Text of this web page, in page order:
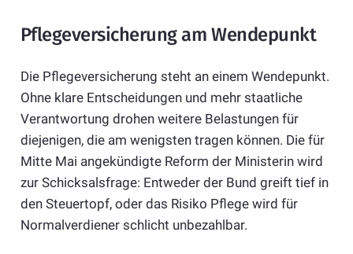
Pflegeversicherung am Wendepunkt
Die Pflegeversicherung steht an einem Wendepunkt.
Ohne klare Entscheidungen und mehr staatliche
Verantwortung drohen weitere Belastungen für
diejenigen, die am wenigsten tragen können. Die für
Mitte Mai angekündigte Reform der Ministerin wird
zur Schicksalsfrage: Entweder der Bund greift tief in
den Steuertopf, oder das Risiko Pflege wird für
Normalverdiener schlicht unbezahlbar.